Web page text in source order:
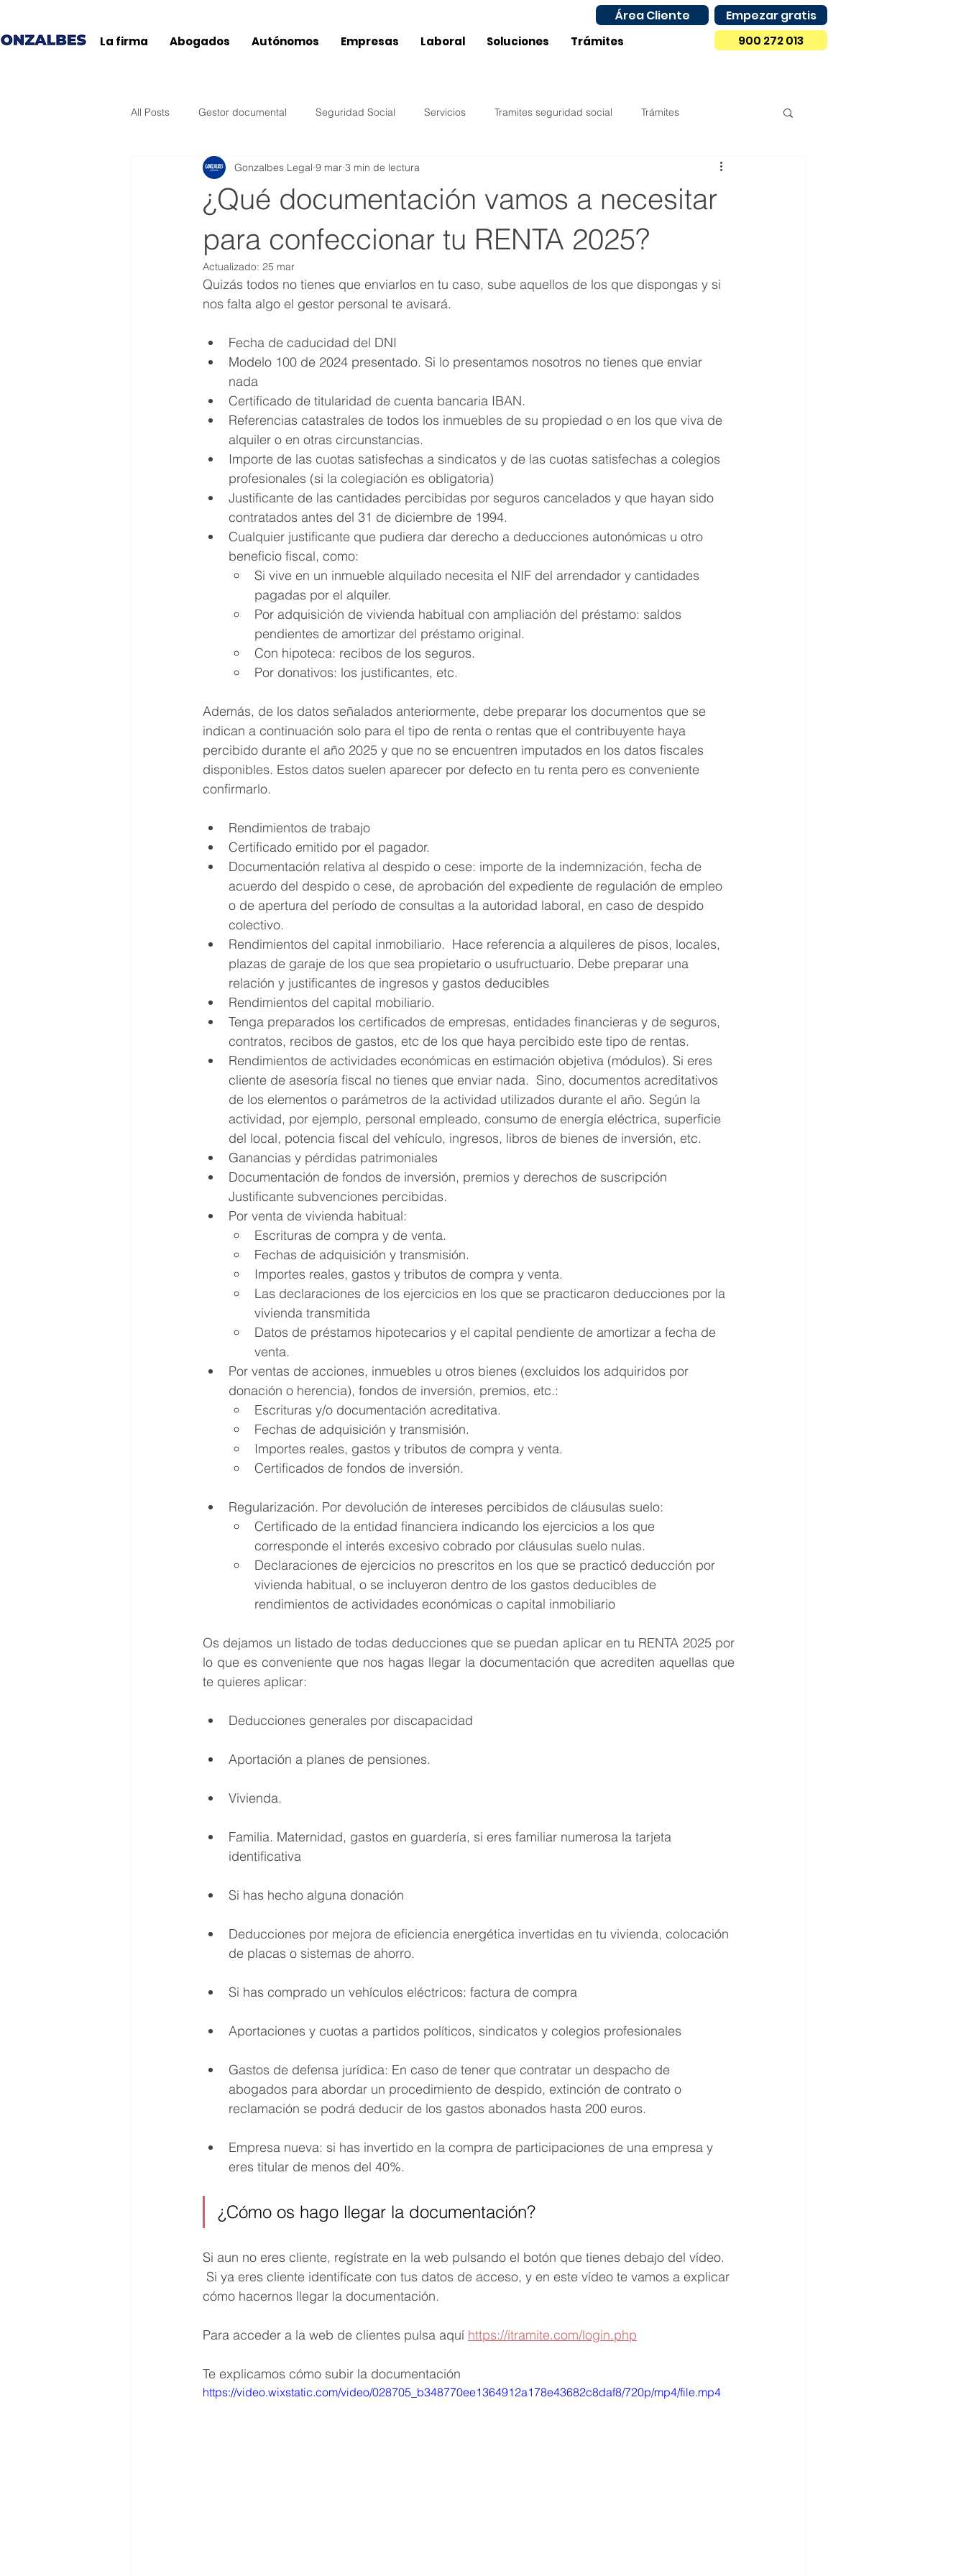
Área Cliente
La firma Abogados Autónomos Empresas Laboral Soluciones Trámites
Empezar gratis
900 272 013
All Posts Gestor documental Seguridad Social Servicios Tramites seguridad social Trámites
Agencia Tributaria Ticketbai Impuestos Compras Madrid
Andalucía Castilla La Mancha Laboral Inicio actividad
Extremadura País Vasco Murcia Aragón Subvenciones / Ayudas Laboral
¿Qué documentación vamos a necesitar
para confeccionar tu RENTA 2025?
Gonzalbes Legal 9 mar 3 min de lectura
Actualizado: 25 mar
Quizás todos no tienes que enviarlos en tu caso, sube aquellos de los que dispongas y si
nos falta algo el gestor personal te avisará.
Fecha de caducidad del DNI
Modelo 100 de 2024 presentado. Si lo presentamos nosotros no tienes que enviar
nada
Certificado de titularidad de cuenta bancaria IBAN.
Referencias catastrales de todos los inmuebles de su propiedad o en los que viva de
alquiler o en otras circunstancias.
Importe de las cuotas satisfechas a sindicatos y de las cuotas satisfechas a colegios
profesionales (si la colegiación es obligatoria)
Justificante de las cantidades percibidas por seguros cancelados y que hayan sido
contratados antes del 31 de diciembre de 1994.
Cualquier justificante que pudiera dar derecho a deducciones autonómicas u otro
beneficio fiscal, como:
Si vive en un inmueble alquilado necesita el NIF del arrendador y cantidades
pagadas por el alquiler.
Por adquisición de vivienda habitual con ampliación del préstamo: saldos
pendientes de amortizar del préstamo original.
Con hipoteca: recibos de los seguros.
Por donativos: los justificantes, etc.
Además, de los datos señalados anteriormente, debe preparar los documentos que se
indican a continuación solo para el tipo de renta o rentas que el contribuyente haya
percibido durante el año 2025 y que no se encuentren imputados en los datos fiscales
disponibles. Estos datos suelen aparecer por defecto en tu renta pero es conveniente
confirmarlo.
Rendimientos de trabajo
Certificado emitido por el pagador.
Documentación relativa al despido o cese: importe de la indemnización, fecha de
acuerdo del despido o cese, de aprobación del expediente de regulación de empleo
o de apertura del período de consultas a la autoridad laboral, en caso de despido
colectivo.
Rendimientos del capital inmobiliario.  Hace referencia a alquileres de pisos, locales,
plazas de garaje de los que sea propietario o usufructuario. Debe preparar una
relación y justificantes de ingresos y gastos deducibles
Rendimientos del capital mobiliario.
Tenga preparados los certificados de empresas, entidades financieras y de seguros,
contratos, recibos de gastos, etc de los que haya percibido este tipo de rentas.
Rendimientos de actividades económicas en estimación objetiva (módulos). Si eres
cliente de asesoría fiscal no tienes que enviar nada.  Sino, documentos acreditativos
de los elementos o parámetros de la actividad utilizados durante el año. Según la
actividad, por ejemplo, personal empleado, consumo de energía eléctrica, superficie
del local, potencia fiscal del vehículo, ingresos, libros de bienes de inversión, etc.
Ganancias y pérdidas patrimoniales
Documentación de fondos de inversión, premios y derechos de suscripción
Justificante subvenciones percibidas.
Por venta de vivienda habitual:
Escrituras de compra y de venta.
Fechas de adquisición y transmisión.
Importes reales, gastos y tributos de compra y venta.
Las declaraciones de los ejercicios en los que se practicaron deducciones por la
vivienda transmitida
Datos de préstamos hipotecarios y el capital pendiente de amortizar a fecha de
venta.
Por ventas de acciones, inmuebles u otros bienes (excluidos los adquiridos por
donación o herencia), fondos de inversión, premios, etc.:
Escrituras y/o documentación acreditativa.
Fechas de adquisición y transmisión.
Importes reales, gastos y tributos de compra y venta.
Certificados de fondos de inversión.
Regularización. Por devolución de intereses percibidos de cláusulas suelo:
Certificado de la entidad financiera indicando los ejercicios a los que
corresponde el interés excesivo cobrado por cláusulas suelo nulas.
Declaraciones de ejercicios no prescritos en los que se practicó deducción por
vivienda habitual, o se incluyeron dentro de los gastos deducibles de
rendimientos de actividades económicas o capital inmobiliario
Os dejamos un listado de todas deducciones que se puedan aplicar en tu RENTA 2025 por
lo que es conveniente que nos hagas llegar la documentación que acrediten aquellas que
te quieres aplicar:
Deducciones generales por discapacidad​
Aportación a planes de pensiones.
Vivienda.
Familia. Maternidad, gastos en guardería, si eres familiar numerosa la tarjeta
identificativa
Si has hecho alguna donación
Deducciones por mejora de eficiencia energética invertidas en tu vivienda, colocación
de placas o sistemas de ahorro.
Si has comprado un vehículos eléctricos: factura de compra
Aportaciones y cuotas a partidos políticos, sindicatos y colegios profesionales
​Gastos de defensa jurídica: En caso de tener que contratar un despacho de
abogados para abordar un procedimiento de despido, extinción de contrato o
reclamación se podrá deducir de los gastos abonados hasta 200 euros.
Empresa nueva: si has invertido en la compra de participaciones de una empresa y
eres titular de menos del 40%.
¿Cómo os hago llegar la documentación?
Si aun no eres cliente, regístrate en la web pulsando el botón que tienes debajo del vídeo.
Si ya eres cliente identifícate con tus datos de acceso, y en este vídeo te vamos a explicar
cómo hacernos llegar la documentación.
Para acceder a la web de clientes pulsa aquí https://itramite.com/login.php
Te explicamos cómo subir la documentación
https://video.wixstatic.com/video/028705_b348770ee1364912a178e43682c8daf8/720p/mp4/file.mp4